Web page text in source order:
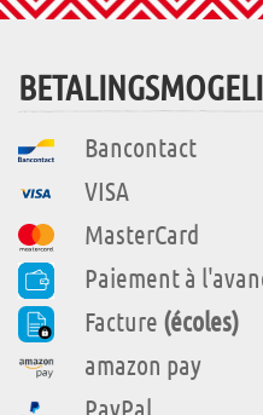
Bancontact
VISA
MasterCard
Paiement à
Facture (écoles)
amazon pay
PayPal